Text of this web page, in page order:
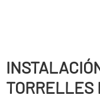
TORRELLES